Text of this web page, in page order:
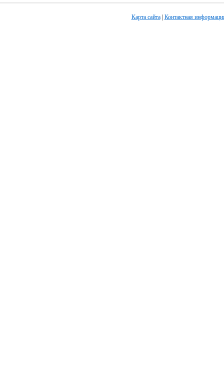
Карта сайта| Контактная